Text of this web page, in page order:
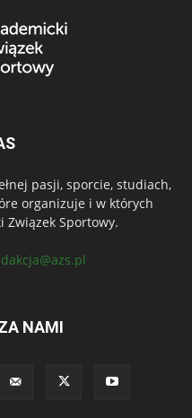
pasji, sporcie, studiach,
organizuje i w których
Związek Sportowy.
NAMI